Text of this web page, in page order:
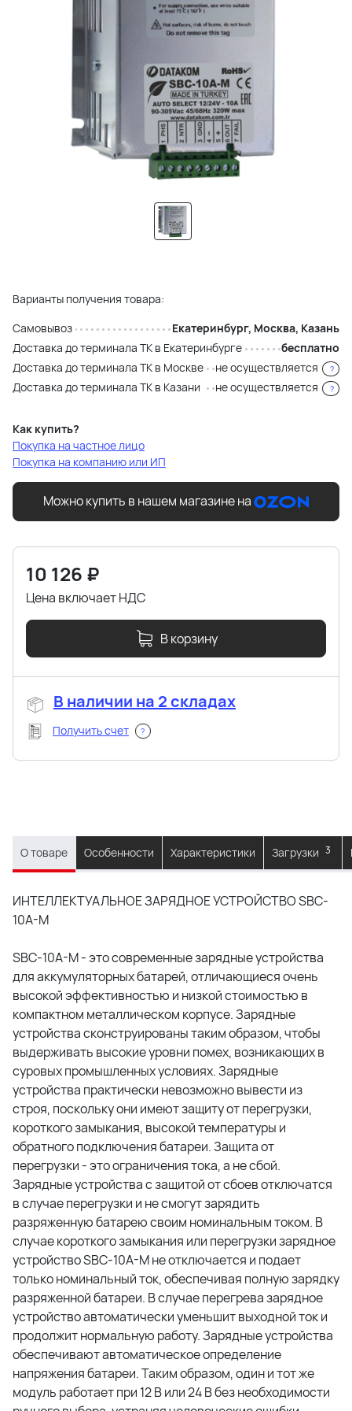
Варианты получения товара:
Самовывоз
Екатеринбург, Москва, Казань
Доставка до терминала ТК в Екатеринбурге
бесплатно
Доставка до терминала ТК в Москве
не осуществляется ?
Доставка до терминала ТК в Казани не осуществляется ?
Как купить?
Покупка на частное лицо
Покупка на компанию или ИП
Можно купить в нашем магазине на
10 126 ₽
Цена включает НДС
В корзину
В наличии на 2 складах
Получить счет ?
О товаре Особенности Характеристики Загрузки 3
ИНТЕЛЛЕКТУАЛЬНОЕ ЗАРЯДНОЕ УСТРОЙСТВО SBC-
10A-M
SBC-10A-M - это современные зарядные устройства
для аккумуляторных батарей, отличающиеся очень
высокой эффективностью и низкой стоимостью в
компактном металлическом корпусе. Зарядные
устройства сконструированы таким образом, чтобы
выдерживать высокие уровни помех, возникающих в
суровых промышленных условиях. Зарядные
устройства практически невозможно вывести из
строя, поскольку они имеют защиту от перегрузки,
короткого замыкания, высокой температуры и
обратного подключения батареи. Защита от
перегрузки - это ограничения тока, а не сбой.
Зарядные устройства с защитой от сбоев отключатся
в случае перегрузки и не смогут зарядить
разряженную батарею своим номинальным током. В
случае короткого замыкания или перегрузки зарядное
устройство SBC-10A-M не отключается и подает
только номинальный ток, обеспечивая полную зарядку
разряженной батареи. В случае перегрева зарядное
устройство автоматически уменьшит выходной ток и
продолжит нормальную работу. Зарядные устройства
обеспечивают автоматическое определение
напряжения батареи. Таким образом, один и тот же
модуль работает при 12 В или 24 В без необходимости